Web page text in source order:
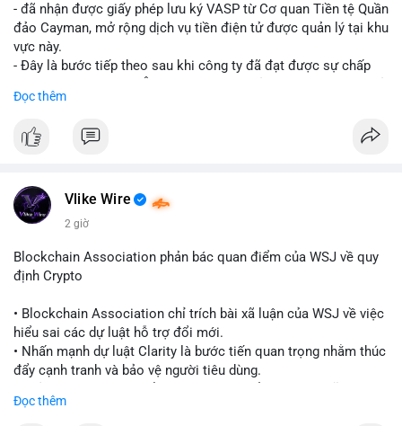
- đã nhận được giấy phép lưu ký VASP từ Cơ quan Tiền tệ Quần
đảo Cayman, mở rộng dịch vụ tiền điện tử được quản lý tại khu
vực này.
- Đây là bước tiếp theo sau khi công ty đã đạt được sự chấp
quy định toàn cầu.
một cách hợp pháp tại Cayman, thu hút thêm khách hàng tổ
tảng tiền điện tử tăng cường tuân thủ pháp lý để mở rộng hoạt
động.
#binancesquare #cryptonews #blockchain #regulation
#custody
$btc $eth
#vlikevn #titanbot
📰 Nguồn: Cointelegraph
Đọc thêm
Vlike Wire
2 giờ
Blockchain Association phản bác quan điểm của WSJ về quy
định Crypto
• Blockchain Association chỉ trích bài xã luận của WSJ về việc
hiểu sai các dự luật hỗ trợ đổi mới.
• Nhấn mạnh dự luật Clarity là bước tiến quan trọng nhằm thúc
đẩy cạnh tranh và bảo vệ người tiêu dùng.
tài sản số.
Đọc thêm